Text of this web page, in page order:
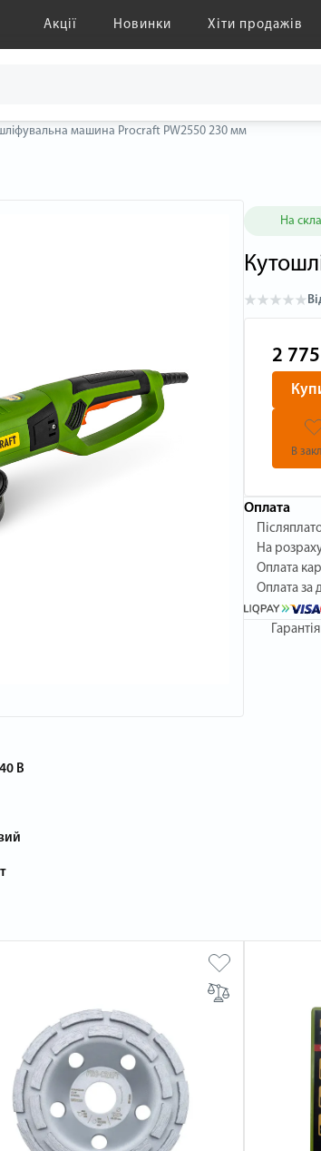
Акції Новинки Хіти продажів
машина Procraft PW2550 230 мм
В
На
2
В
Оплата
На
Оплата
Оплата за
Гарантія